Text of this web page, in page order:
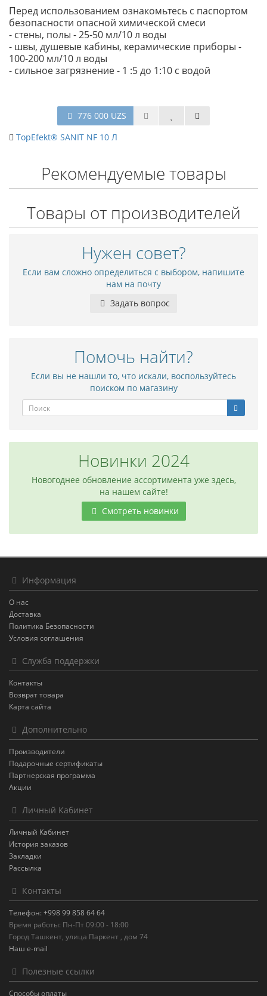
Перед использованием ознакомьтесь с паспортом
безопасности опасной химической смеси
- стены, полы - 25-50 мл/10 л воды
- швы, душевые кабины, керамические приборы -
100-200 мл/10 л воды
- сильное загрязнение - 1 :5 до 1:10 с водой
776 000 UZS
TopEfekt® SANIT NF 10 Л
Рекомендуемые товары
Товары от производителей
Нужен совет?
Если вам сложно определиться с выбором, напишите
нам на почту
Задать вопрос
Помочь найти?
Если вы не нашли то, что искали, воспользуйтесь
поиском по магазину
Новинки 2024
Новогоднее обновление ассортимента уже здесь,
на нашем сайте!
Смотреть новинки
Информация
О нас
Доставка
Политика Безопасности
Условия соглашения
Служба поддержки
Контакты
Возврат товара
Карта сайта
Дополнительно
Производители
Подарочные сертификаты
Партнерская программа
Акции
Личный Кабинет
Личный Кабинет
История заказов
Закладки
Рассылка
Контакты
Телефон: +998 99 858 64 64
Время работы: Пн-Пт 09:00 - 18:00
Город Ташкент, улица Паркент , дом 74
Наш e-mail
Полезные ссылки
Способы оплаты